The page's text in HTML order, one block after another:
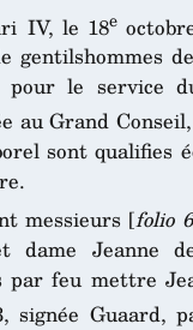
IV, le 18e
gentilshommes
pour le service
au Grand
sont qualifies
messieurs [folio 6
Jeanne
par feu mettre
signée Guaard,